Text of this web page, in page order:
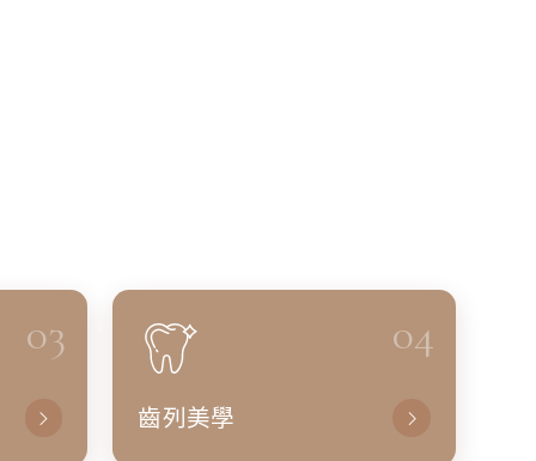
03 04
齒列美學